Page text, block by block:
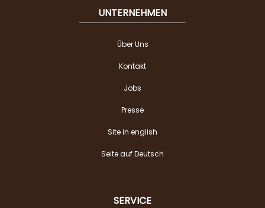
UNTERNEHMEN
Über Uns
Kontakt
Jobs
Presse
Site in english
Seite auf Deutsch
SERVICE